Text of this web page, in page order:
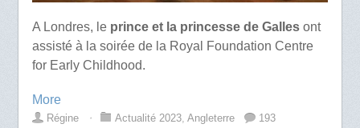
A Londres, leprince et la princesse de Gallesont
assisté à la soirée de la Royal Foundation Centre
for Early Childhood.
More
Régine ⋅ Actualité 2023, Angleterre
193